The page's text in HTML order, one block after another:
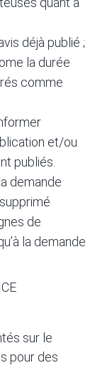
déjà publié ;
la durée
comme
et/ou
publiés.
demande
de
la demande
sur le
pour des